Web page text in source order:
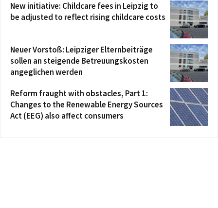
New initiative: Childcare fees in Leipzig to
be adjusted to reflect rising childcare costs
Neuer Vorstoß: Leipziger Elternbeiträge
sollen an steigende Betreuungskosten
angeglichen werden
Reform fraught with obstacles, Part 1:
Changes to the Renewable Energy Sources
Act (EEG) also affect consumers